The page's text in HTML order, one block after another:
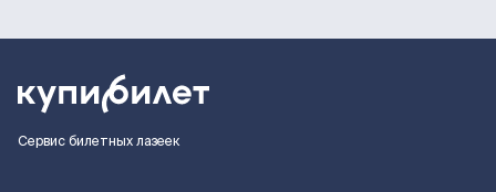
Сервис билетных лазеек